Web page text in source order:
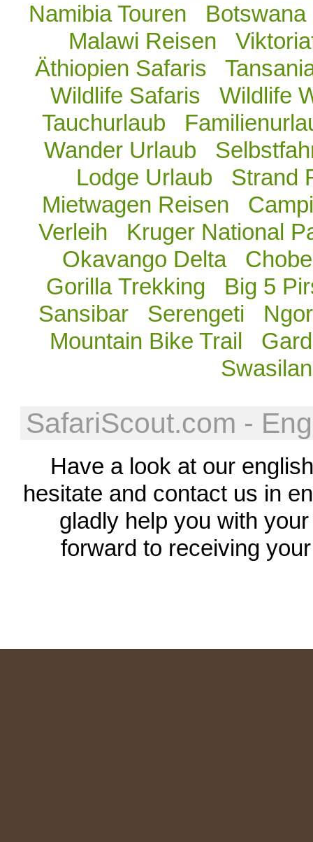
Namibia Touren
Botswana
Malawi Reisen
Äthiopien Safaris
Wildlife Safaris
Wildlife
Tauchurlaub
Wander Urlaub
Lodge Urlaub
Strand
Mietwagen Reisen
Verleih
Kruger National
Okavango Delta
Gorilla Trekking
Big 5
Sansibar
Serengeti
Mountain Bike Trail
SafariScout.com -
Have a look at our
hesitate and contact us in
gladly help you with
forward to receiving